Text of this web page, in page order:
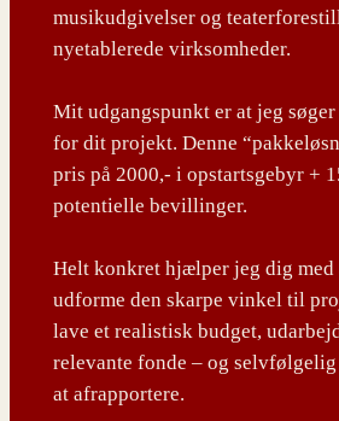
musikudgivelser og
nyetablerede virksomheder.
Mit udgangspunkt er at jeg
for dit projekt. Denne
pris på 2000,- i opstartsgebyr +
potentielle bevillinger.
Helt konkret hjælper jeg dig med
udforme den skarpe vinkel til
lave et realistisk budget,
relevante fonde – og selvfølgelig
at afrapportere.